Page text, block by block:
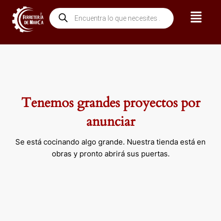
contenido
Búsqueda
de
productos
Menú
Tenemos grandes proyectos por
anunciar
Se está cocinando algo grande. Nuestra tienda está en
obras y pronto abrirá sus puertas.